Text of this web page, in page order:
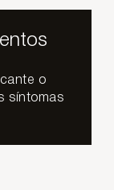
o
síntomas